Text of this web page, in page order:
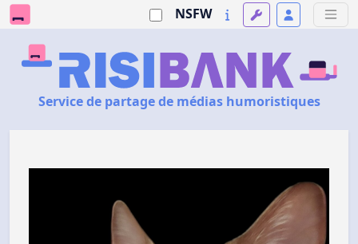
NSFW
Service de partage de médias humoristiques